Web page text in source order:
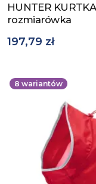
Zobacz produkt
HUNTER
rozmiarówka
197,79 zł
8 wariantów